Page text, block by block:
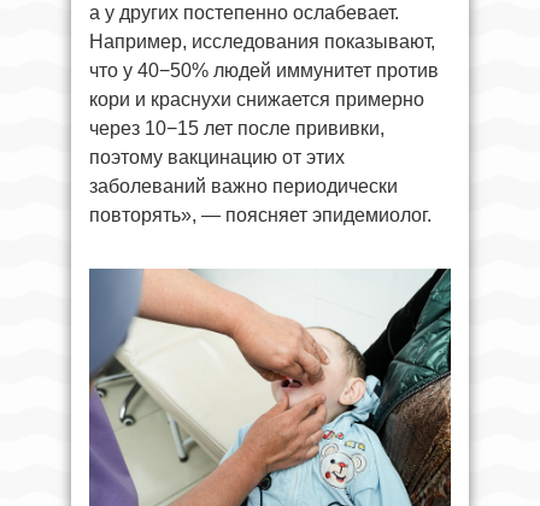
а у других постепенно ослабевает.
Например, исследования показывают,
что у 40−50% людей иммунитет против
кори и краснухи снижается примерно
через 10−15 лет после прививки,
поэтому вакцинацию от этих
заболеваний важно периодически
повторять», — поясняет эпидемиолог.